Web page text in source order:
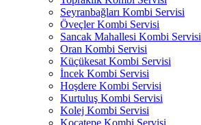
Seyranbağları Kombi Servisi
Öveçler Kombi Servisi
Sancak Mahallesi Kombi Servisi
Oran Kombi Servisi
Küçükesat Kombi Servisi
İncek Kombi Servisi
Hoşdere Kombi Servisi
Kurtuluş Kombi Servisi
Kolej Kombi Servisi